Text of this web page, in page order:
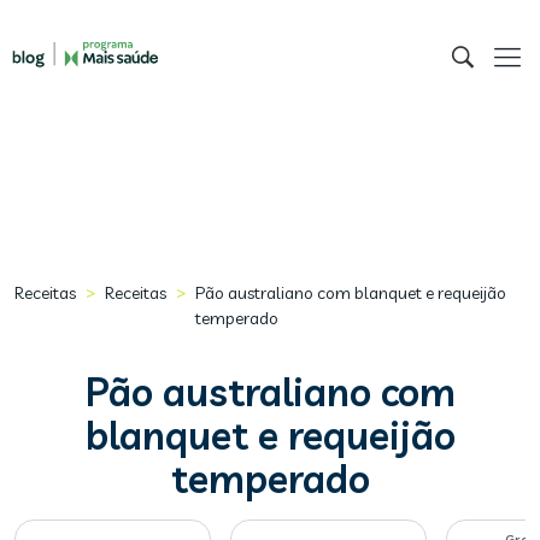
Receitas > Receitas > Pão australiano com blanquet e requeijão
temperado
Pão australiano com
blanquet e requeijão
temperado